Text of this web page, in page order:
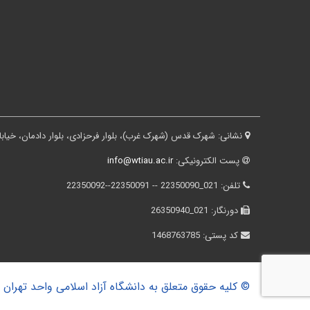
نشانی: شهرک قدس (شهرک غرب)، بلوار فرحزادی، بلوار دادمان، خیابان درختی، کوچه ثقفی، پلاک ۱۶،
پست الکترونیکی:info@wtiau.ac.ir
تلفن: 021_22350090 -- 22350091--22350092
دورنگار: 021_26350940
کد پستی: 1468763785
© کلیه حقوق متعلق به دانشگاه آزاد اسلامی واحد